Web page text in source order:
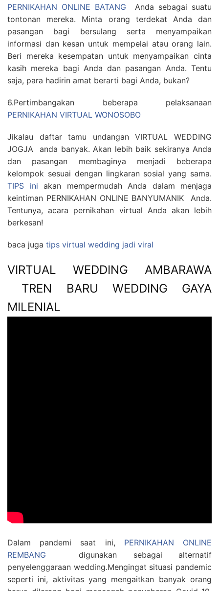
PERNIKAHAN ONLINE BATANG Anda sebagai suatu
tontonan mereka. Minta orang terdekat Anda dan
pasangan bagi bersulang serta menyampaikan
informasi dan kesan untuk mempelai atau orang lain.
Beri mereka kesempatan untuk menyampaikan cinta
kasih mereka bagi Anda dan pasangan Anda. Tentu
saja, para hadirin amat berarti bagi Anda, bukan?
6.Pertimbangakan beberapa pelaksanaan
PERNIKAHAN VIRTUAL WONOSOBO
Jikalau daftar tamu undangan VIRTUAL WEDDING
JOGJA anda banyak. Akan lebih baik sekiranya Anda
dan pasangan membaginya menjadi beberapa
kelompok sesuai dengan lingkaran sosial yang sama.
TIPS ini akan mempermudah Anda dalam menjaga
keintiman PERNIKAHAN ONLINE BANYUMANIK Anda.
Tentunya, acara pernikahan virtual Anda akan lebih
berkesan!
baca juga tips virtual wedding jadi viral
VIRTUAL WEDDING AMBARAWA
TREN BARU WEDDING GAYA
MILENIAL
Dalam pandemi saat ini, PERNIKAHAN ONLINE
REMBANG digunakan sebagai alternatif
penyelenggaraan wedding.Mengingat situasi pandemic
seperti ini, aktivitas yang mengaitkan banyak orang